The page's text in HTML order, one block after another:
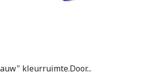
kleurruimte.Door...